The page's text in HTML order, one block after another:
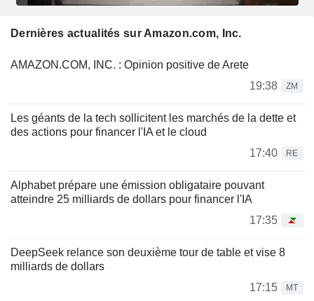
Dernières actualités sur Amazon.com, Inc.
AMAZON.COM, INC. : Opinion positive de Arete
19:38
ZM
Les géants de la tech sollicitent les marchés de la dette et
des actions pour financer l'IA et le cloud
17:40
RE
Alphabet prépare une émission obligataire pouvant
atteindre 25 milliards de dollars pour financer l'IA
17:35
DeepSeek relance son deuxième tour de table et vise 8
milliards de dollars
17:15
MT